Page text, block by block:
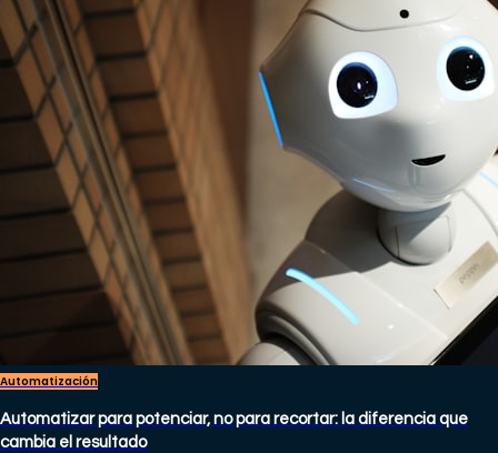
Automatización
Automatizar para potenciar, no para recortar: la diferencia que
cambia el resultado